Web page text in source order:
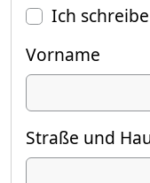
Ich
Vorname
Straße und